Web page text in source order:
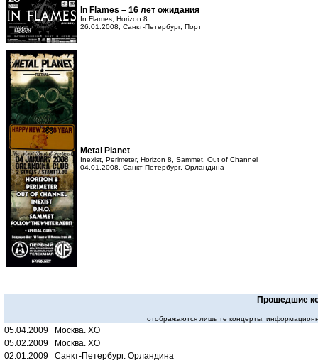
In Flames – 16 лет ожидания
In Flames, Horizon 8
26.01.2008, Санкт-Петербург, Порт
Metal Planet
Inexist, Perimeter, Horizon 8, Sammet, Out of Channel
04.01.2008, Санкт-Петербург, Орландина
Прошедшие
отображаются лишь те концерты,
05.04.2009 Москва. XO
05.02.2009 Москва. XO
02.01.2009 Санкт-Петербург. Орландина